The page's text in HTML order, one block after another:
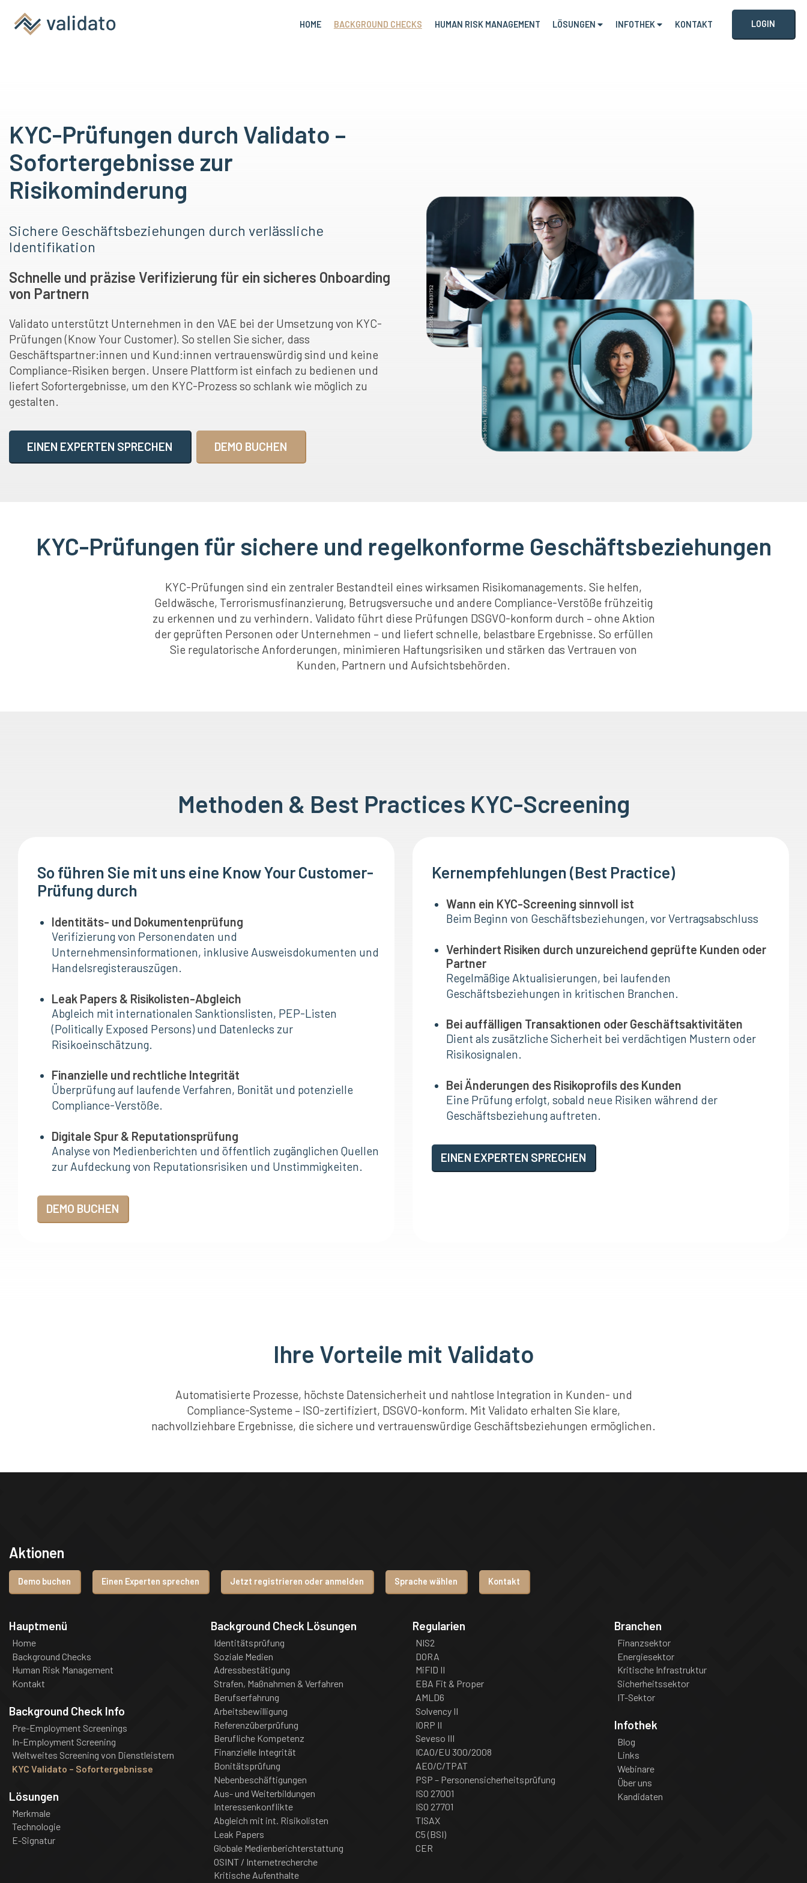
HOME BACKGROUND CHECKS HUMAN RISK MANAGEMENT LÖSUNGEN INFOTHEK KONTAKT LOGIN
KYC-Prüfungen durch Validato –
Sofortergebnisse zur
Risikominderung
Sichere Geschäftsbeziehungen durch verlässliche
Identifikation
Schnelle und präzise Verifizierung für ein sicheres Onboarding
von Partnern
Validato unterstützt Unternehmen in den VAE bei der Umsetzung von KYC-
Prüfungen (Know Your Customer). So stellen Sie sicher, dass
Geschäftspartner:innen und Kund:innen vertrauenswürdig sind und keine
Compliance-Risiken bergen. Unsere Plattform ist einfach zu bedienen und
liefert Sofortergebnisse, um den KYC-Prozess so schlank wie möglich zu
gestalten.
EINEN EXPERTEN SPRECHEN DEMO BUCHEN
KYC-Prüfungen für sichere und regelkonforme Geschäftsbeziehungen
KYC-Prüfungen sind ein zentraler Bestandteil eines wirksamen Risikomanagements. Sie helfen,
Geldwäsche, Terrorismusfinanzierung, Betrugsversuche und andere Compliance-Verstöße frühzeitig
zu erkennen und zu verhindern. Validato führt diese Prüfungen DSGVO-konform durch – ohne Aktion
der geprüften Personen oder Unternehmen – und liefert schnelle, belastbare Ergebnisse. So erfüllen
Sie regulatorische Anforderungen, minimieren Haftungsrisiken und stärken das Vertrauen von
Kunden, Partnern und Aufsichtsbehörden.
Methoden & Best Practices KYC-Screening
So führen Sie mit uns eine Know Your Customer-
Prüfung durch
Identitäts- und Dokumentenprüfung
Verifizierung von Personendaten und
Unternehmensinformationen, inklusive Ausweisdokumenten und
Handelsregisterauszügen.
Leak Papers & Risikolisten-Abgleich
Abgleich mit internationalen Sanktionslisten, PEP-Listen
(Politically Exposed Persons) und Datenlecks zur
Risikoeinschätzung.
Finanzielle und rechtliche Integrität
Überprüfung auf laufende Verfahren, Bonität und potenzielle
Compliance-Verstöße.
Digitale Spur & Reputationsprüfung
Analyse von Medienberichten und öffentlich zugänglichen Quellen
zur Aufdeckung von Reputationsrisiken und Unstimmigkeiten.
DEMO BUCHEN
Kernempfehlungen (Best Practice)
Wann ein KYC-Screening sinnvoll ist
Beim Beginn von Geschäftsbeziehungen, vor Vertragsabschluss
Verhindert Risiken durch unzureichend geprüfte Kunden oder
Partner
Regelmäßige Aktualisierungen, bei laufenden
Geschäftsbeziehungen in kritischen Branchen.
Bei auffälligen Transaktionen oder Geschäftsaktivitäten
Dient als zusätzliche Sicherheit bei verdächtigen Mustern oder
Risikosignalen.
Bei Änderungen des Risikoprofils des Kunden
Eine Prüfung erfolgt, sobald neue Risiken während der
Geschäftsbeziehung auftreten.
EINEN EXPERTEN SPRECHEN
Ihre Vorteile mit Validato
Automatisierte Prozesse, höchste Datensicherheit und nahtlose Integration in Kunden- und
Compliance-Systeme – ISO-zertifiziert, DSGVO-konform. Mit Validato erhalten Sie klare,
nachvollziehbare Ergebnisse, die sichere und vertrauenswürdige Geschäftsbeziehungen ermöglichen.
Aktionen
Demo buchen Einen Experten sprechen Jetzt registrieren oder anmelden Sprache wählen Kontakt
Hauptmenü
Home
Background Checks
Human Risk Management
Kontakt
Background Check Info
Pre-Employment Screenings
In-Employment Screening
Weltweites Screening von Dienstleistern
KYC Validato – Sofortergebnisse
Lösungen
Merkmale
Technologie
E-Signatur
Background Check Lösungen
Identitätsprüfung
Soziale Medien
Adressbestätigung
Strafen, Maßnahmen & Verfahren
Berufserfahrung
Arbeitsbewilligung
Referenzüberprüfung
Berufliche Kompetenz
Finanzielle Integrität
Bonitätsprüfung
Nebenbeschäftigungen
Aus- und Weiterbildungen
Interessenkonflikte
Abgleich mit int. Risikolisten
Leak Papers
Globale Medienberichterstattung
OSINT / Internetrecherche
Kritische Aufenthalte
Regularien
NIS2
DORA
MiFID II
EBA Fit & Proper
AMLD6
Solvency II
IORP II
Seveso III
ICAO/EU 300/2008
AEO/C/TPAT
PSP – Personensicherheitsprüfung
ISO 27001
ISO 27701
TISAX
C5 (BSI)
CER
Branchen
Finanzsektor
Energiesektor
Kritische Infrastruktur
Sicherheitssektor
IT-Sektor
Infothek
Blog
Links
Webinare
Über uns
Kandidaten